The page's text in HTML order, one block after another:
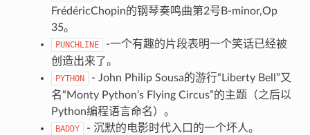
FrédéricChopin的钢琴奏鸣曲第2号B-minor,Op
35。
PUNCHLINE
-一个有趣的片段表明一个笑话已经被
创造出来了。
PYTHON
- John Philip Sousa的游行“Liberty Bell”又
名“Monty Python’s Flying Circus”的主题（之后以
Python编程语言命名）。
BADDY - 沉默的电影时代入口的一个坏人。